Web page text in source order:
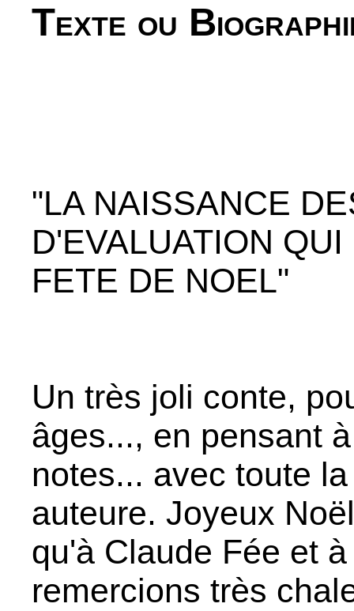
Texte ou
"LA NAISSANCE
D'EVALUATION
FETE DE NOEL"
Un très joli conte,
âges..., en pensant
notes... avec toute
auteure. Joyeux
qu'à Claude Fée et
remercions très